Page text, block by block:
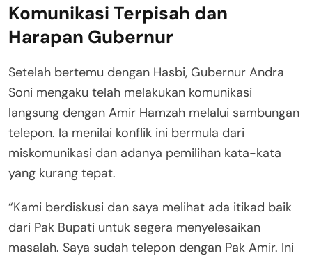
Komunikasi Terpisah dan
Harapan Gubernur
Setelah bertemu dengan Hasbi, Gubernur Andra
Soni mengaku telah melakukan komunikasi
langsung dengan Amir Hamzah melalui sambungan
telepon. Ia menilai konflik ini bermula dari
miskomunikasi dan adanya pemilihan kata-kata
yang kurang tepat.
“Kami berdiskusi dan saya melihat ada itikad baik
dari Pak Bupati untuk segera menyelesaikan
masalah. Saya sudah telepon dengan Pak Amir. Ini